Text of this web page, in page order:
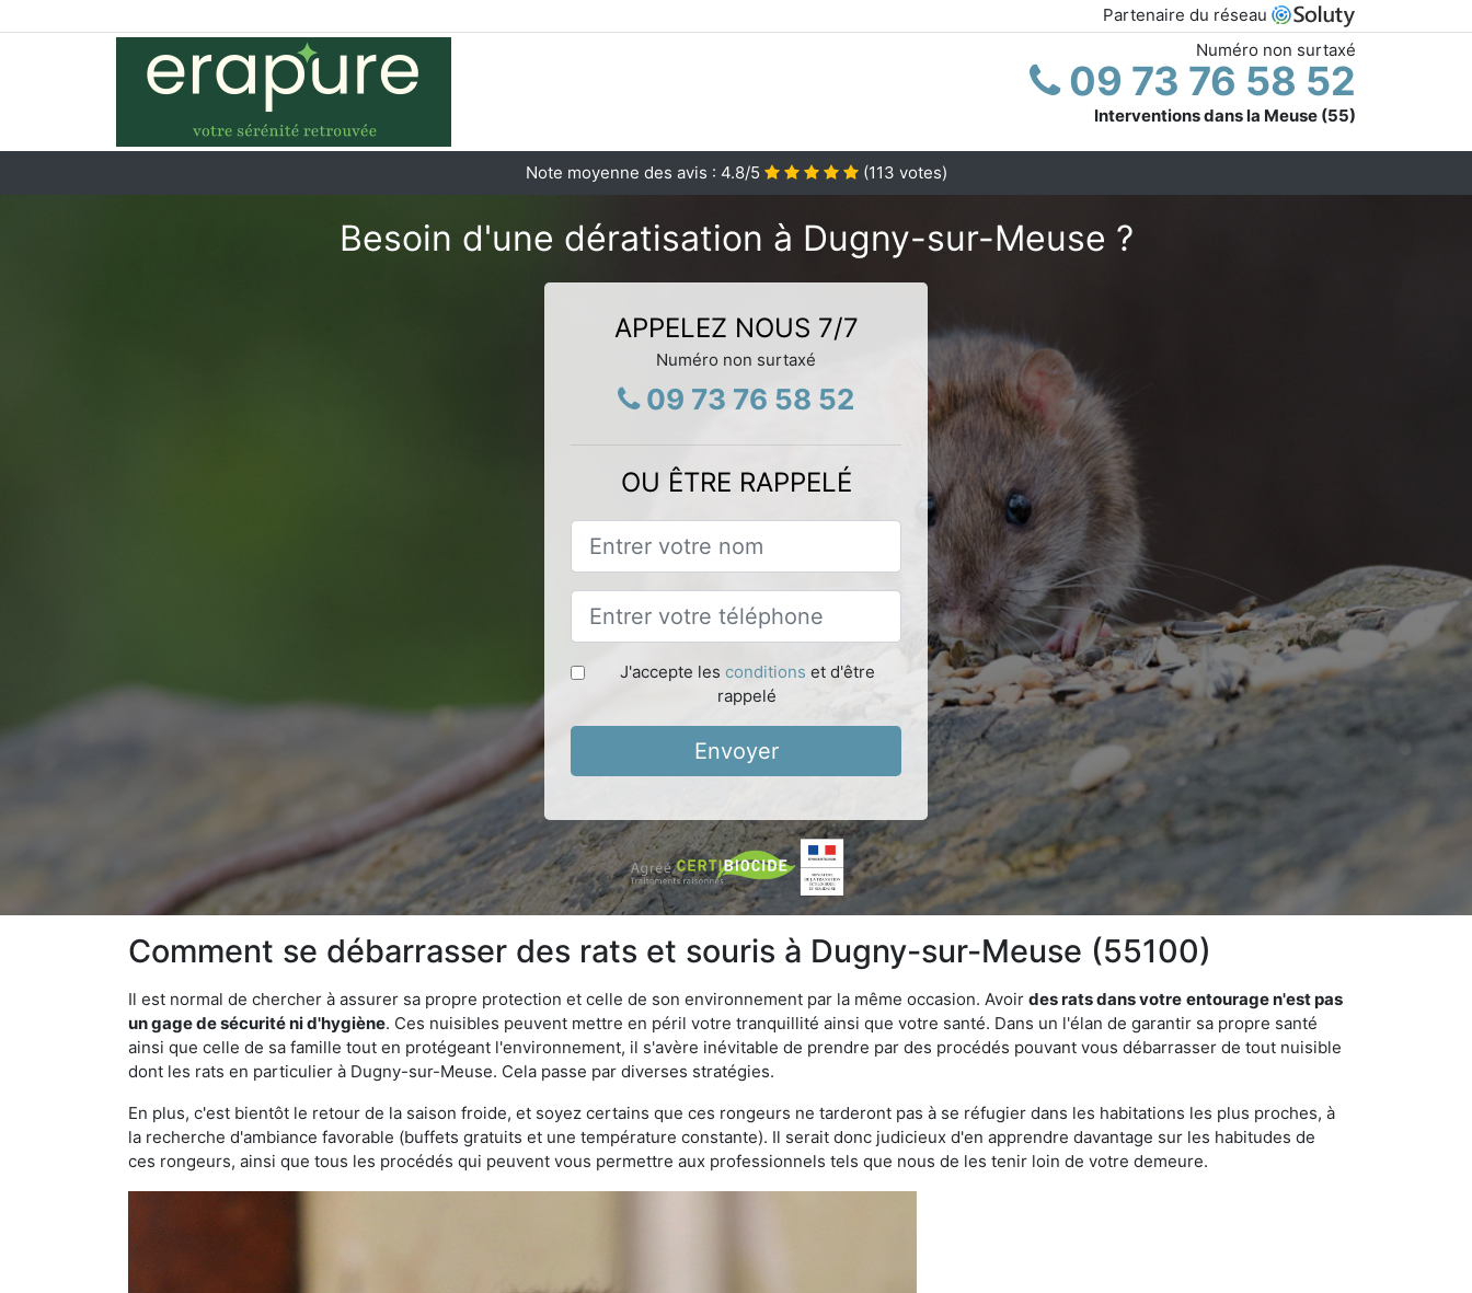
Partenaire du réseau
Numéro non surtaxé
09 73 76 58 52
Interventions dans la Meuse (55)
Note moyenne des avis : 4.8/5 (113 votes)
Besoin d'une dératisation à Dugny-sur-Meuse ?
APPELEZ NOUS 7/7
Numéro non surtaxé
09 73 76 58 52
OU ÊTRE RAPPELÉ
J'accepte les conditions et d'être
rappelé
Envoyer
Comment se débarrasser des rats et souris à Dugny-sur-Meuse (55100)
Il est normal de chercher à assurer sa propre protection et celle de son environnement par la même occasion. Avoir des rats dans votre entourage n'est pas
un gage de sécurité ni d'hygiène. Ces nuisibles peuvent mettre en péril votre tranquillité ainsi que votre santé. Dans un l'élan de garantir sa propre santé
ainsi que celle de sa famille tout en protégeant l'environnement, il s'avère inévitable de prendre par des procédés pouvant vous débarrasser de tout nuisible
dont les rats en particulier à Dugny-sur-Meuse. Cela passe par diverses stratégies.
En plus, c'est bientôt le retour de la saison froide, et soyez certains que ces rongeurs ne tarderont pas à se réfugier dans les habitations les plus proches, à
la recherche d'ambiance favorable (buffets gratuits et une température constante). Il serait donc judicieux d'en apprendre davantage sur les habitudes de
ces rongeurs, ainsi que tous les procédés qui peuvent vous permettre aux professionnels tels que nous de les tenir loin de votre demeure.